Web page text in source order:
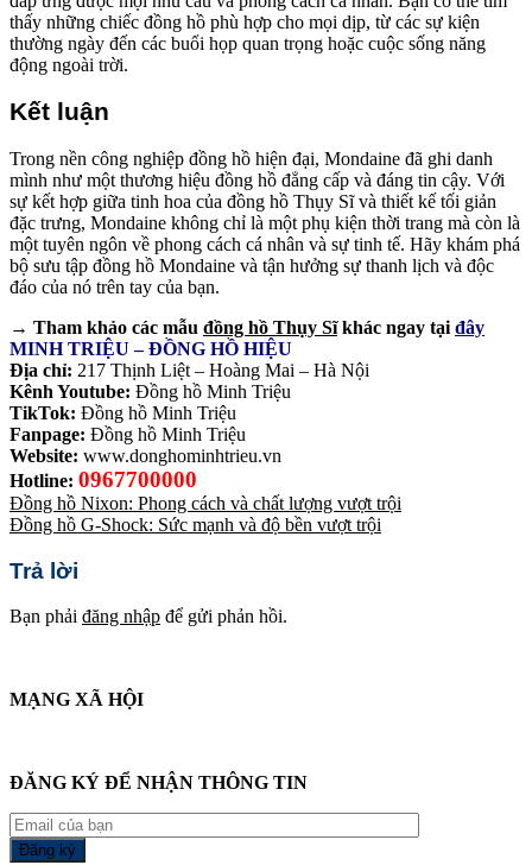
thấy những chiếc đồng hồ phù hợp cho mọi dịp, từ các sự kiện
thường ngày đến các buổi họp quan trọng hoặc cuộc sống năng
động ngoài trời.
Kết luận
Trong nền công nghiệp đồng hồ hiện đại, Mondaine đã ghi danh
mình như một thương hiệu đồng hồ đẳng cấp và đáng tin cậy. Với
sự kết hợp giữa tinh hoa của đồng hồ Thụy Sĩ và thiết kế tối giản
đặc trưng, Mondaine không chỉ là một phụ kiện thời trang mà còn là
một tuyên ngôn về phong cách cá nhân và sự tinh tế. Hãy khám phá
bộ sưu tập đồng hồ Mondaine và tận hưởng sự thanh lịch và độc
đáo của nó trên tay của bạn.
→ Tham khảo các mẫu đồng hồ Thụy Sĩkhác ngay tại đây
MINH TRIỆU – ĐỒNG HỒ HIỆU
Địa chỉ: 217 Thịnh Liệt – Hoàng Mai – Hà Nội
Kênh Youtube: Đồng hồ Minh Triệu
TikTok: Đồng hồ Minh Triệu
Fanpage: Đồng hồ Minh Triệu
Website: www.donghominhtrieu.vn
Hotline: 0967700000
Đồng hồ Nixon: Phong cách và chất lượng vượt trội
Đồng hồ G-Shock: Sức mạnh và độ bền vượt trội
Trả lời
Bạn phải đăng nhập để gửi phản hồi.
MẠNG XÃ HỘI
ĐĂNG KÝ ĐỂ NHẬN THÔNG TIN